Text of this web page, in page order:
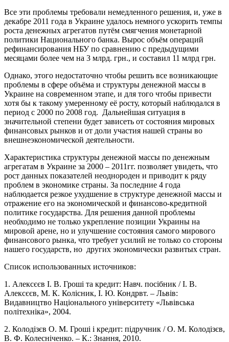
Все эти проблемы требовали немедленного решения, и, уже в
декабре 2011 года в Украине удалось немного ускорить темпы
роста денежных агрегатов путём смягчения монетарной
политики Национального банка. Вырос объём операций
рефинансирования НБУ по сравнению с предыдущими
месяцами более чем на 3 млрд. грн., и составил 11 млрд грн.
Однако, этого недостаточно чтобы решить все возникающие
проблемы в сфере объёма и структуры денежной массы в
Украине на современном этапе, и для того чтобы привести
хотя бы к такому умеренному её росту, который наблюдался в
период с 2000 по 2008 год. Дальнейшая ситуация в
значительной степени будет зависеть от состояния мировых
финансовых рынков и от доли участия нашей страны во
внешнеэкономической деятельности.
Характеристика структуры денежной массы по денежным
агрегатам в Украине за 2000 – 2011гг. позволяет увидеть, что
рост данных показателей неоднороден и приводит к ряду
проблем в экономике страны. За последние 4 года
наблюдается резкое ухудшение в структуре денежной массы и
отражение его на экономической и финансово-кредитной
политике государства. Для решения данной проблемы
необходимо не только укрепление позиции Украины на
мировой арене, но и улучшение состояния самого мирового
финансового рынка, что требует усилий не только со стороны
нашего государств, но других экономически развитых стран.
Список использованных источников:
1. Алексєєв І. В. Гроші та кредит: Навч. посібник / І. В.
Алексєєв, М. К. Колісник, І. Ю. Кондрвт. – Львів:
Видавництво Національного університету «Львівська
політехніка», 2004.
2. Колодізєв О. М. Гроші і кредит: підручник / О. М. Колодізєв,
В. Ф. Колесніченко. – К.: Знання, 2010.